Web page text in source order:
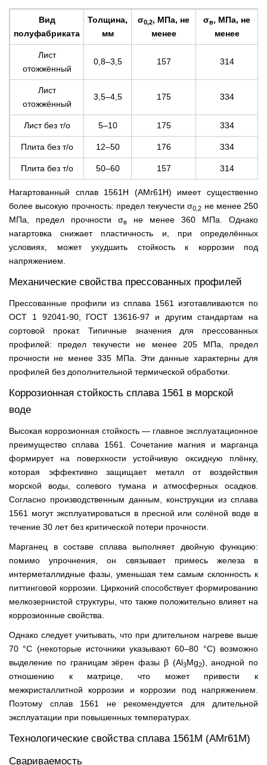
Вид
полуфабриката
Толщина,
мм
σ0,2, МПа, не
менее
σв, МПа, не
менее
Лист
отожжённый
0,8–3,5 157 314
Лист
отожжённый
3,5–4,5 175 334
Лист без т/о 5–10 175 334
Плита без т/о 12–50 176 334
Плита без т/о 50–60 157 314
Нагартованный сплав 1561Н (АМг61Н) имеет существенно
более высокую прочность: предел текучести σ0,2 не менее 250
МПа, предел прочности σв
не менее 360 МПа. Однако
нагартовка снижает пластичность и, при определённых
условиях, может ухудшить стойкость к коррозии под
напряжением.
Механические свойства прессованных профилей
Прессованные профили из сплава 1561 изготавливаются по
ОСТ 1 92041-90, ГОСТ 13616-97 и другим стандартам на
сортовой прокат. Типичные значения для прессованных
профилей: предел текучести не менее 205 МПа, предел
прочности не менее 335 МПа. Эти данные характерны для
профилей без дополнительной термической обработки.
Коррозионная стойкость сплава 1561 в морской
воде
Высокая коррозионная стойкость — главное эксплуатационное
преимущество сплава 1561. Сочетание магния и марганца
формирует на поверхности устойчивую оксидную плёнку,
которая эффективно защищает металл от воздействия
морской воды, солевого тумана и атмосферных осадков.
Согласно производственным данным, конструкции из сплава
1561 могут эксплуатироваться в пресной или солёной воде в
течение 30 лет без критической потери прочности.
Марганец в составе сплава выполняет двойную функцию:
помимо упрочнения, он связывает примесь железа в
интерметаллидные фазы, уменьшая тем самым склонность к
питтинговой коррозии. Цирконий способствует формированию
мелкозернистой структуры, что также положительно влияет на
коррозионные свойства.
Однако следует учитывать, что при длительном нагреве выше
70 °С (некоторые источники указывают 60–80 °С) возможно
выделение по границам зёрен фазы β (Al3Mg2), анодной по
отношению к матрице, что может привести к
межкристаллитной коррозии и коррозии под напряжением.
Поэтому сплав 1561 не рекомендуется для длительной
эксплуатации при повышенных температурах.
Технологические свойства сплава 1561М (АМг61М)
Свариваемость